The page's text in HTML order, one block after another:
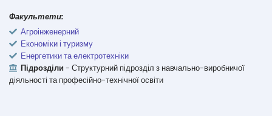
Факультети:
Агроінженерний
Економіки і туризму
Енергетики та електротехніки
Підрозділи - Структурний підрозділ з навчально-виробничої
діяльності та професійно-технічної освіти